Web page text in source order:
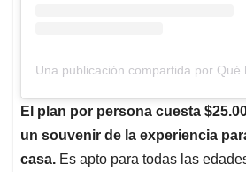
Una publicación compartida por
El plan por persona cuesta
un souvenir de la experiencia
casa. Es apto para todas las